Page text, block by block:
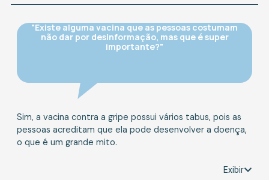
"Existe alguma vacina que as pessoas costumam
não dar por desinformação, mas que é super
importante?"
Sim, a vacina contra a gripe possui vários tabus, pois as
pessoas acreditam que ela pode desenvolver a doença,
o que é um grande mito.
Exibir